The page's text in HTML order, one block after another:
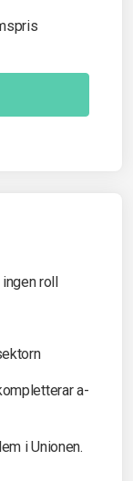
a-
i Unionen.